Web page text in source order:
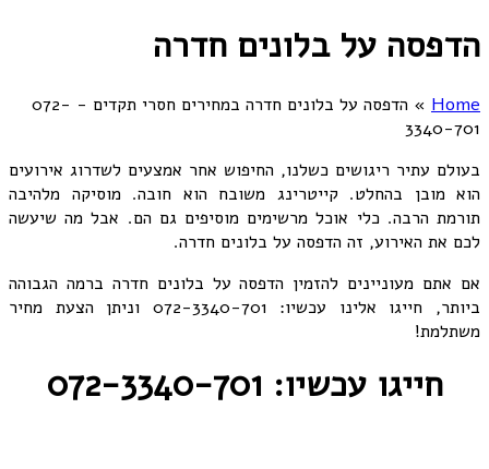
הדפסה על בלונים חדרה
Home
»
הדפסה על בלונים חדרה במחירים חסרי תקדים - 072-
3340-701
בעולם עתיר ריגושים כשלנו, החיפוש אחר אמצעים לשדרוג אירועים
הוא מובן בהחלט. קייטרינג משובח הוא חובה. מוסיקה מלהיבה
תורמת הרבה. כלי אוכל מרשימים מוסיפים גם הם. אבל מה שיעשה
לכם את האירוע, זה הדפסה על בלונים חדרה.
אם אתם מעוניינים להזמין הדפסה על בלונים חדרה ברמה הגבוהה
ביותר, חייגו אלינו עכשיו: 072-3340-701 וניתן הצעת מחיר
משתלמת!
חייגו עכשיו: 072-3340-701